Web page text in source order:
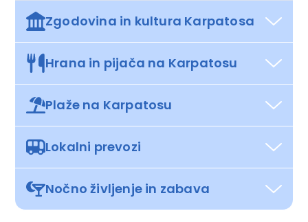
Zgodovina in kultura Karpatosa
Hrana in pijača na Karpatosu
Plaže na Karpatosu
Lokalni prevozi
Nočno življenje in zabava